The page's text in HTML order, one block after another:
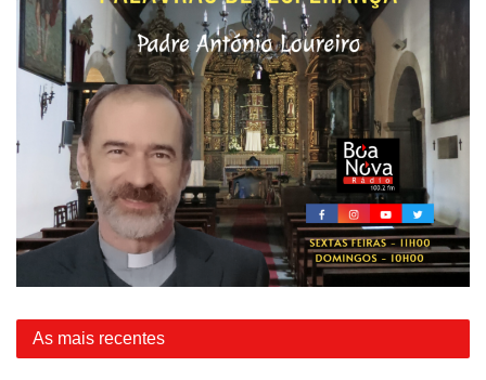
As mais recentes